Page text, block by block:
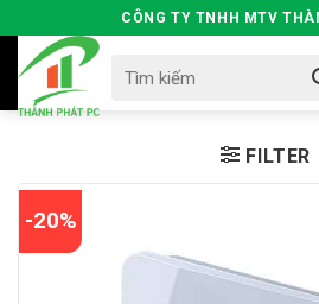
to
content
CÔNG TY TNHH MTV
for:
FILTER
-20%